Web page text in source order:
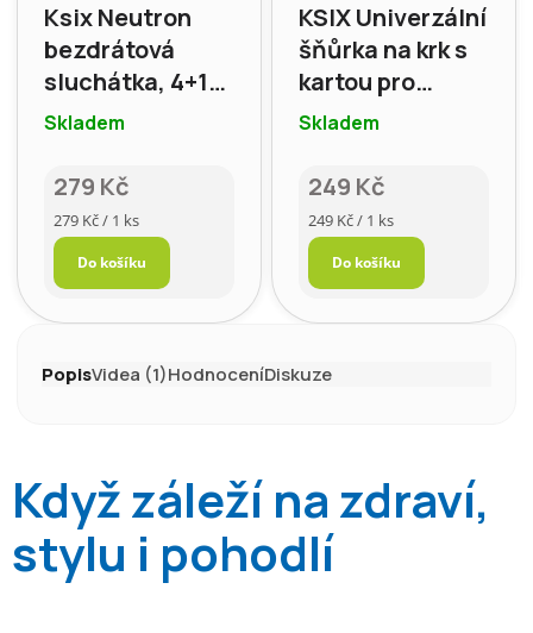
Ksix Neutron
bezdrátová
sluchátka, 4+16
h, bílá
Skladem
279 Kč
Měrná
cena:
279 Kč / 1 ks
Do košíku
KSIX Univerzální
šňůrka na krk s
kartou pro
smartphone,
Skladem
249 Kč
Měrná
cena:
249 Kč / 1 ks
Do košíku
PopisVidea (1)HodnoceníDiskuze
Když záleží na zdraví,
stylu i pohodlí